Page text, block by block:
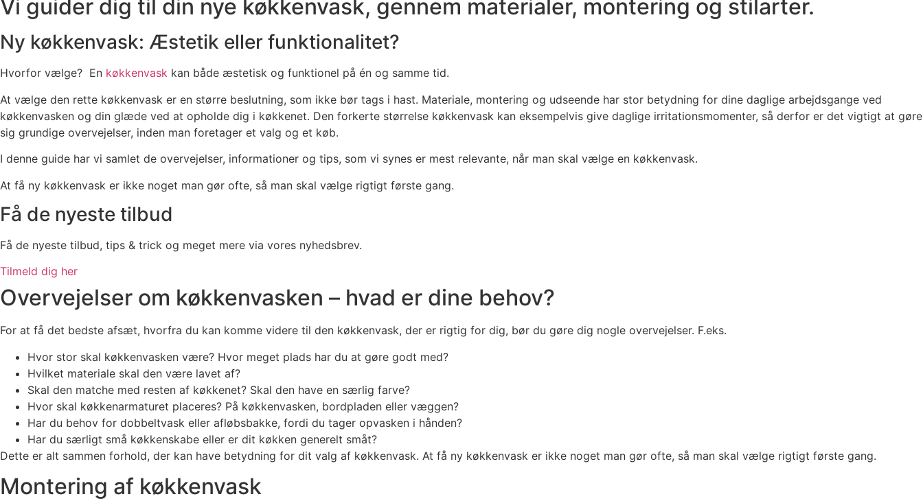
Vi guider dig til din nye køkkenvask, gennem materialer, montering og stilarter.
Ny køkkenvask: Æstetik eller funktionalitet?
Hvorfor vælge? En køkkenvask kan både æstetisk og funktionel på én og samme tid.
At vælge den rette køkkenvask er en større beslutning, som ikke bør tags i hast. Materiale, montering og udseende har stor betydning for dine daglige arbejdsgange ved
køkkenvasken og din glæde ved at opholde dig i køkkenet. Den forkerte størrelse køkkenvask kan eksempelvis give daglige irritationsmomenter, så derfor er det vigtigt at gøre
sig grundige overvejelser, inden man foretager et valg og et køb.
I denne guide har vi samlet de overvejelser, informationer og tips, som vi synes er mest relevante, når man skal vælge en køkkenvask.
At få ny køkkenvask er ikke noget man gør ofte, så man skal vælge rigtigt første gang.
Få de nyeste tilbud
Få de nyeste tilbud, tips & trick og meget mere via vores nyhedsbrev.
Tilmeld dig her
Overvejelser om køkkenvasken – hvad er dine behov?
For at få det bedste afsæt, hvorfra du kan komme videre til den køkkenvask, der er rigtig for dig, bør du gøre dig nogle overvejelser. F.eks.
Hvor stor skal køkkenvasken være? Hvor meget plads har du at gøre godt med?
Hvilket materiale skal den være lavet af?
Skal den matche med resten af køkkenet? Skal den have en særlig farve?
Hvor skal køkkenarmaturet placeres? På køkkenvasken, bordpladen eller væggen?
Har du behov for dobbeltvask eller afløbsbakke, fordi du tager opvasken i hånden?
Har du særligt små køkkenskabe eller er dit køkken generelt småt?
Dette er alt sammen forhold, der kan have betydning for dit valg af køkkenvask. At få ny køkkenvask er ikke noget man gør ofte, så man skal vælge rigtigt første gang.
Montering af køkkenvask